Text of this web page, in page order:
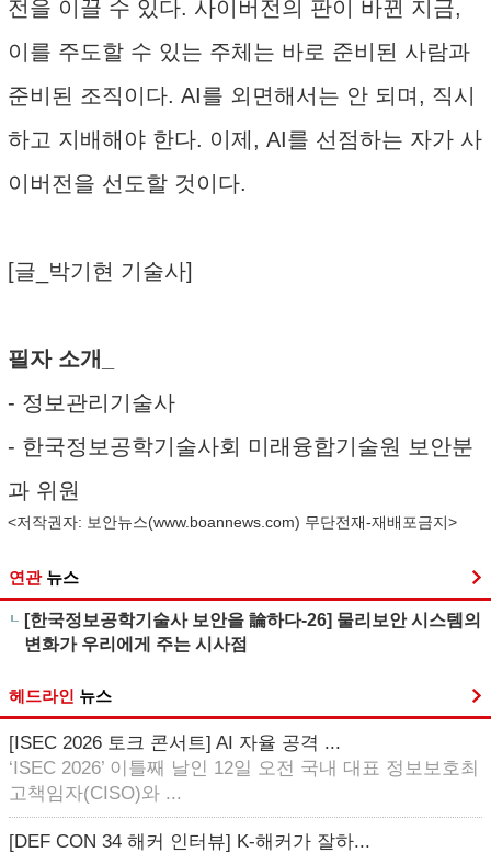
전을 이끌 수 있다. 사이버전의 판이 바뀐 지금,
이를 주도할 수 있는 주체는 바로 준비된 사람과
준비된 조직이다. AI를 외면해서는 안 되며, 직시
하고 지배해야 한다. 이제, AI를 선점하는 자가 사
이버전을 선도할 것이다.
[글_박기현 기술사]
필자 소개_
- 정보관리기술사
- 한국정보공학기술사회 미래융합기술원 보안분
과 위원
<저작권자: 보안뉴스(www.boannews.com) 무단전재-재배포금지>
연관 뉴스
[한국정보공학기술사 보안을 論하다-26] 물리보안 시스템의
변화가 우리에게 주는 시사점
헤드라인 뉴스
[ISEC 2026 토크 콘서트] AI 자율 공격 ...
‘ISEC 2026’ 이틀째 날인 12일 오전 국내 대표 정보보호최
고책임자(CISO)와 ...
[DEF CON 34 해커 인터뷰] K-해커가 잘하...